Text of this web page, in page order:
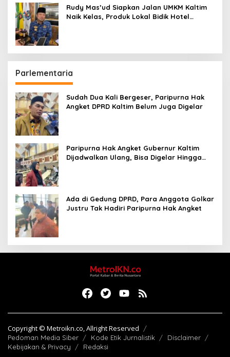
Rudy Mas’ud Siapkan Jalan UMKM Kaltim
Naik Kelas, Produk Lokal Bidik Hotel
Parlementaria
Sudah Dua Kali Bergeser, Paripurna Hak
Angket DPRD Kaltim Belum Juga Digelar
Paripurna Hak Angket Gubernur Kaltim
Dijadwalkan Ulang, Bisa Digelar Hingga
Ada di Gedung DPRD, Para Anggota Golkar
Justru Tak Hadiri Paripurna Hak Angket
Copyright © Metroikn.co, Allright Reserved
Pedoman Media Siber Kode Etik Jurnalistik
Disclaimer
Kebijakan & Privacy
Redaksi